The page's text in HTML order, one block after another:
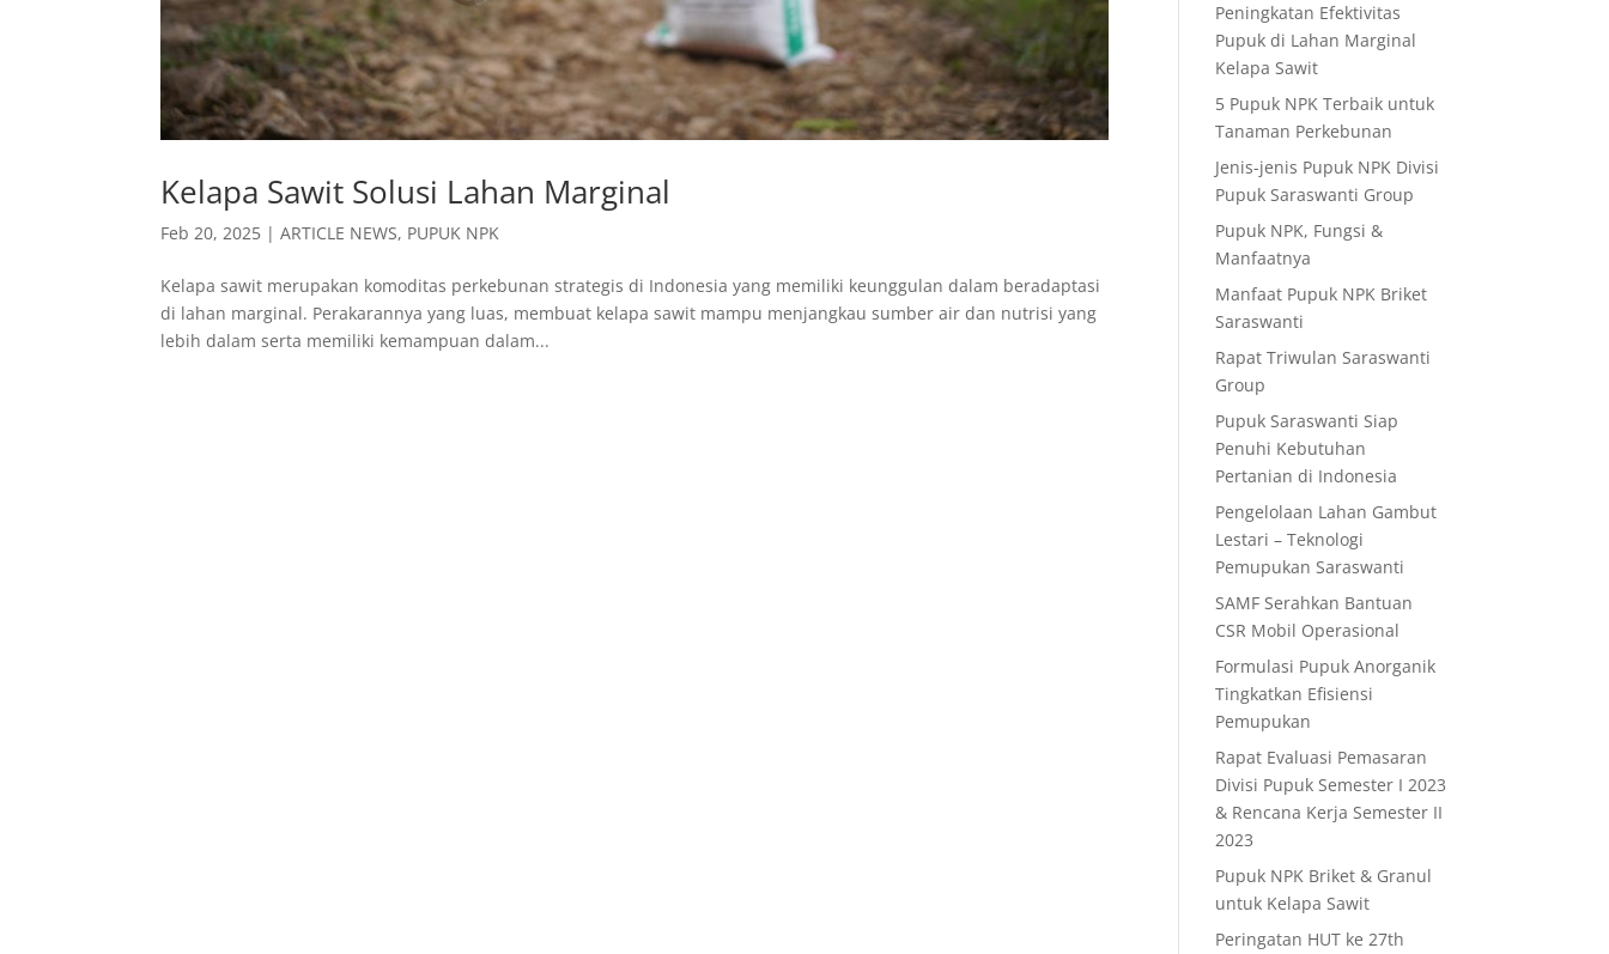
Kelapa Sawit Solusi Lahan Marginal
Feb 20, 2025 |ARTICLE NEWS, PUPUK NPK
Kelapa sawit merupakan komoditas perkebunan strategis di Indonesia yang memiliki keunggulan dalam beradaptasi
di lahan marginal. Perakarannya yang luas, membuat kelapa sawit mampu menjangkau sumber air dan nutrisi yang
lebih dalam serta memiliki kemampuan dalam...
Peningkatan Efektivitas
Pupuk di Lahan Marginal
Kelapa Sawit
5 Pupuk NPK Terbaik untuk
Tanaman Perkebunan
Jenis-jenis Pupuk NPK Divisi
Pupuk Saraswanti Group
Pupuk NPK, Fungsi &
Manfaatnya
Manfaat Pupuk NPK Briket
Saraswanti
Rapat Triwulan Saraswanti
Group
Pupuk Saraswanti Siap
Penuhi Kebutuhan
Pertanian di Indonesia
Pengelolaan Lahan Gambut
Lestari – Teknologi
Pemupukan Saraswanti
SAMF Serahkan Bantuan
CSR Mobil Operasional
Formulasi Pupuk Anorganik
Tingkatkan Efisiensi
Pemupukan
Rapat Evaluasi Pemasaran
Divisi Pupuk Semester I 2023
& Rencana Kerja Semester II
2023
Pupuk NPK Briket & Granul
untuk Kelapa Sawit
Peringatan HUT ke 27th